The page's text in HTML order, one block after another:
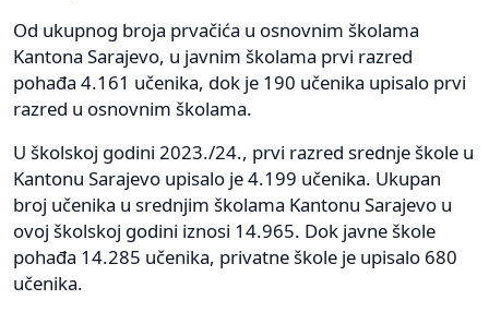
Od ukupnog broja prvačića u osnovnim školama
Kantona Sarajevo, u javnim školama prvi razred
pohađa 4.161 učenika, dok je 190 učenika upisalo prvi
razred u osnovnim školama.
U školskoj godini 2023./24., prvi razred srednje škole u
Kantonu Sarajevo upisalo je 4.199 učenika. Ukupan
broj učenika u srednjim školama Kantonu Sarajevo u
ovoj školskoj godini iznosi 14.965. Dok javne škole
pohađa 14.285 učenika, privatne škole je upisalo 680
učenika.